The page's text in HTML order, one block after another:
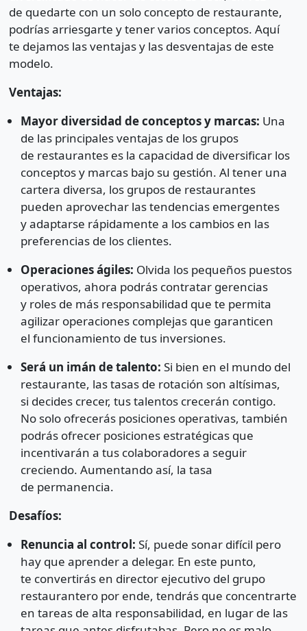
de quedarte con un solo concepto de restaurante,
podrías arriesgarte y tener varios conceptos. Aquí
te dejamos las ventajas y las desventajas de este
modelo.
Ventajas:
Mayor diversidad de conceptos y marcas: Una
de las principales ventajas de los grupos
de restaurantes es la capacidad de diversificar los
conceptos y marcas bajo su gestión. Al tener una
cartera diversa, los grupos de restaurantes
pueden aprovechar las tendencias emergentes
y adaptarse rápidamente a los cambios en las
preferencias de los clientes.
Operaciones ágiles: Olvida los pequeños puestos
operativos, ahora podrás contratar gerencias
y roles de más responsabilidad que te permita
agilizar operaciones complejas que garanticen
el funcionamiento de tus inversiones.
Será un imán de talento: Si bien en el mundo del
restaurante, las tasas de rotación son altísimas,
si decides crecer, tus talentos crecerán contigo.
No solo ofrecerás posiciones operativas, también
podrás ofrecer posiciones estratégicas que
incentivarán a tus colaboradores a seguir
creciendo. Aumentando así, la tasa
de permanencia.
Desafíos:
Renuncia al control: Sí, puede sonar difícil pero
hay que aprender a delegar. En este punto,
te convertirás en director ejecutivo del grupo
restaurantero por ende, tendrás que concentrarte
en tareas de alta responsabilidad, en lugar de las